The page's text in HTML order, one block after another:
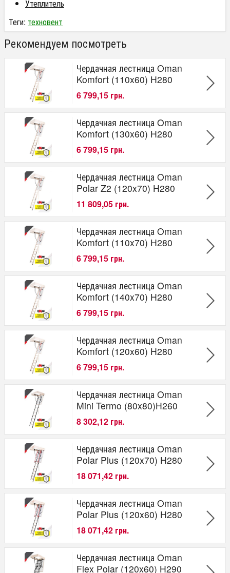
Утеплитель
Теги: техновент
Рекомендуем посмотреть
Чердачная лестница Oman
Komfort (110x60) H280
6 799,15 грн.
Чердачная лестница Oman
Komfort (130x60) H280
6 799,15 грн.
Чердачная лестница Oman
Polar Z2 (120x70) H280
11 809,05 грн.
Чердачная лестница Oman
Komfort (110x70) H280
6 799,15 грн.
Чердачная лестница Oman
Komfort (140x70) H280
6 799,15 грн.
Чердачная лестница Oman
Komfort (120x60) H280
6 799,15 грн.
Чердачная лестница Oman
Mini Termo (80x80)H260
8 302,12 грн.
Чердачная лестница Oman
Polar Plus (120x70) H280
18 071,42 грн.
Чердачная лестница Oman
Polar Plus (120x60) H280
18 071,42 грн.
Чердачная лестница Oman
Flex Polar (120x60) H290